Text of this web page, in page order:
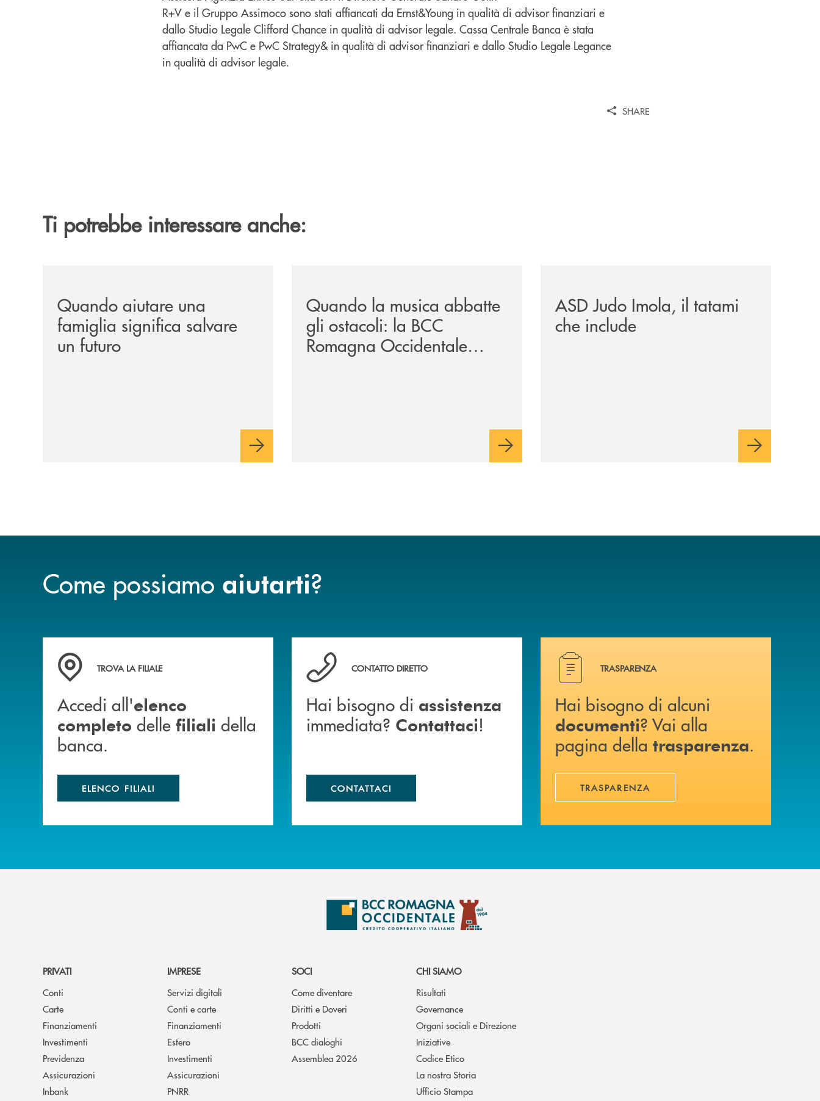
R+V e il Gruppo Assimoco sono stati affiancati da Ernst&Young in qualità di advisor finanziari e
dallo Studio Legale Clifford Chance in qualità di advisor legale. Cassa Centrale Banca è stata
affiancata da PwC e PwC Strategy& in qualità di advisor finanziari e dallo Studio Legale Legance
in qualità di advisor legale.
SHARE
Ti potrebbe interessare anche:
Quando aiutare una
famiglia significa salvare
un futuro
Quando la musica abbatte
gli ostacoli: la BCC
Romagna Occidentale
vicina al progetto N.O.I.
ASD Judo Imola, il tatami
che include
Come possiamo aiutarti?
Accedi all' elenco completo delle filiali della banca.
TROVA LA FILIALE
Accedi all'elenco
completo delle filiali della
banca.
ELENCO FILIALI
Hai bisogno di assistenza immediata? Contattaci !
CONTATTO DIRETTO
Hai bisogno di assistenza
immediata? Contattaci!
CONTATTACI
Hai bisogno di alcuni documenti ? Vai alla pagina della
TRASPARENZA
Hai bisogno di alcuni
documenti? Vai alla
pagina della trasparenza.
TRASPARENZA
PRIVATI
Conti
Carte
Finanziamenti
Investimenti
Previdenza
Assicurazioni
Inbank
IMPRESE
Servizi digitali
Conti e carte
Finanziamenti
Estero
Investimenti
Assicurazioni
PNRR
SOCI
Come diventare
Diritti e Doveri
Prodotti
BCC dialoghi
Assemblea 2026
CHI SIAMO
Risultati
Governance
Organi sociali e Direzione
Iniziative
Codice Etico
La nostra Storia
Ufficio Stampa